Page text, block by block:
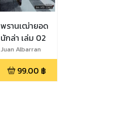
พรานเฒ่ายอด
นักล่า เล่ม 02
Juan Albarran
99.00 ฿